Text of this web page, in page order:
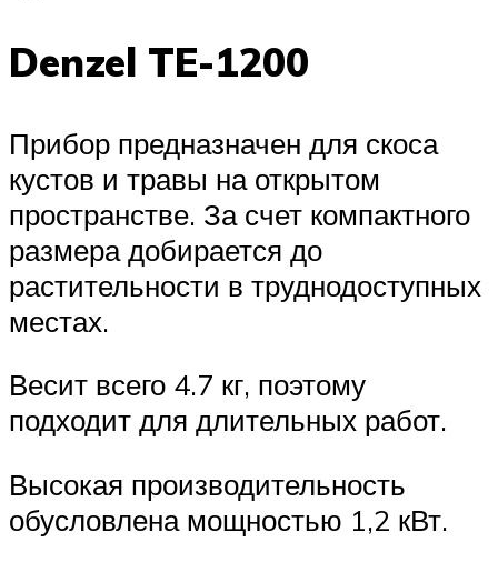
Denzel TE-1200
Прибор предназначен для скоса
кустов и травы на открытом
пространстве. За счет компактного
размера добирается до
растительности в труднодоступных
местах.
Весит всего 4.7 кг, поэтому
подходит для длительных работ.
Высокая производительность
обусловлена мощностью 1,2 кВт.